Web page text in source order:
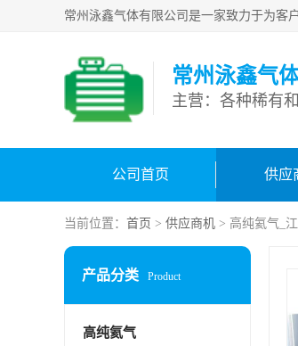
常州泳鑫气
主营：各种稀有
公司首页 供应
当前位置： 首页 > 供应商机 > 高纯氦气_
产品分类 Product
高纯氦气